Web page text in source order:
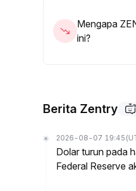
Mengapa
ini?
Berita Zentry
2026-08-07 19:45
Dolar turun pada
Federal Reserve